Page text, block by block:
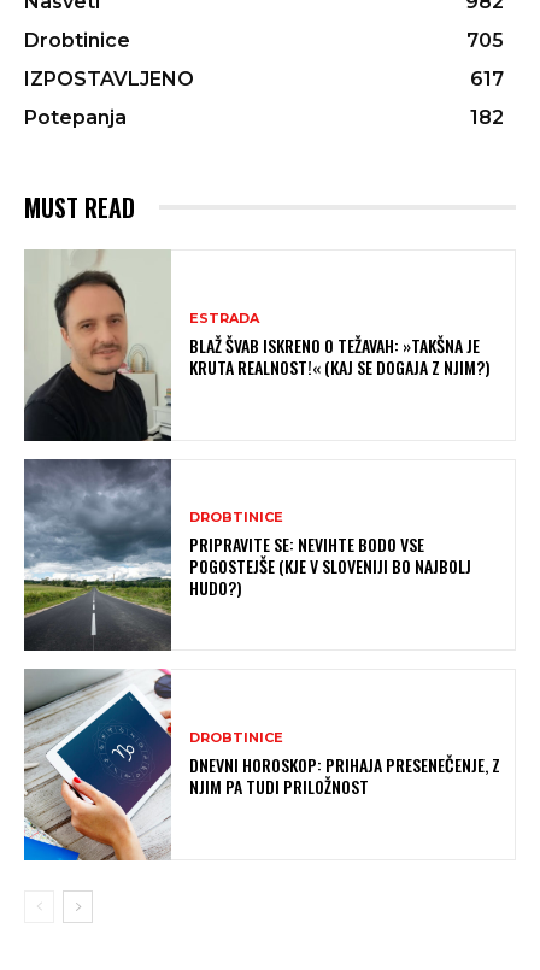
Drobtinice
705
IZPOSTAVLJENO
617
Potepanja
182
MUST READ
ESTRADA
BLAŽ ŠVAB ISKRENO O TEŽAVAH: »TAKŠNA JE
KRUTA REALNOST!« (KAJ SE DOGAJA Z NJIM?)
DROBTINICE
PRIPRAVITE SE: NEVIHTE BODO VSE
POGOSTEJŠE (KJE V SLOVENIJI BO NAJBOLJ
HUDO?)
DROBTINICE
DNEVNI HOROSKOP: PRIHAJA PRESENEČENJE, Z
NJIM PA TUDI PRILOŽNOST